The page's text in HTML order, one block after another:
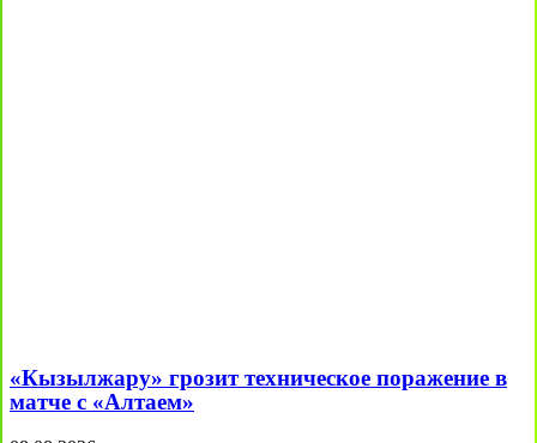
«Кызылжару» грозит техническое поражение в
матче с «Алтаем»